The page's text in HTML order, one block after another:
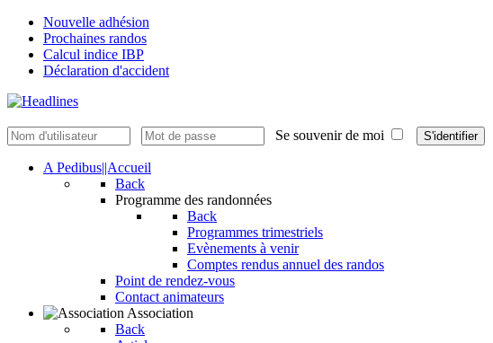
Nouvelle adhésion
Prochaines randos
Calcul indice IBP
Déclaration d'accident
Se souvenir de moi S'identifier
A Pedibus||Accueil
Back
Programme des randonnées
Back
Programmes trimestriels
Evènements à venir
Comptes rendus annuel des randos
Point de rendez-vous
Contact animateurs
Association
Back